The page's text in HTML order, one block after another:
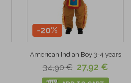
-20%
American Indian Boy 3-4 years
34,90 € 27,92 €